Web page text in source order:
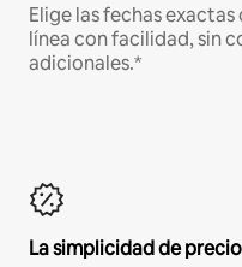
Elige las fechas
línea con facilidad, sin
adicionales.*
La simplicidad de